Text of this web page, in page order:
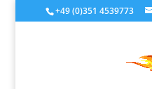
+49 (0)351 4539773